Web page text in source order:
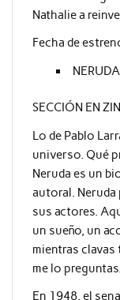
Nathalie a
Fecha de
NERUDA
SECCIÓN EN
Lo de Pablo
universo. Qué
Neruda es un
autoral. Neruda
sus actores.
un sueño, un
mientras clavas
me lo
En 1948, el